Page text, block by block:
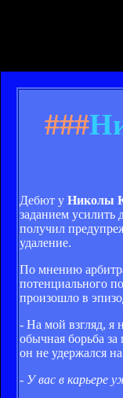
###
Дебют у Николы
заданием усилить
получил
удаление.
По мнению
потенциального
произошло в
- На мой взгляд, я
обычная борьба
он не удержался
- У вас в карьере